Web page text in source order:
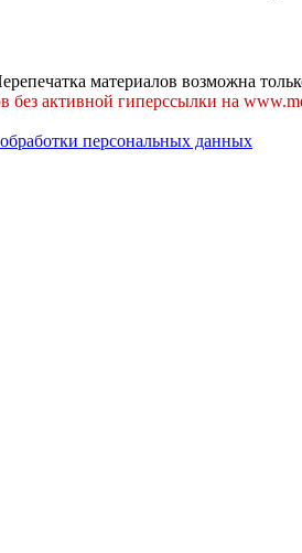
материалов возможна
без активной гиперссылки на
персональных данных